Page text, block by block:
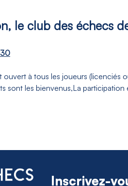
le club des échecs
30
à tous les joueurs (licenciés
sont les bienvenus,La participation
Inscrivez-